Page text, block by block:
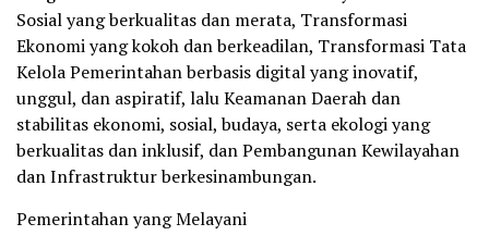
Sosial yang berkualitas dan merata, Transformasi
Ekonomi yang kokoh dan berkeadilan, Transformasi Tata
Kelola Pemerintahan berbasis digital yang inovatif,
unggul, dan aspiratif, lalu Keamanan Daerah dan
stabilitas ekonomi, sosial, budaya, serta ekologi yang
berkualitas dan inklusif, dan Pembangunan Kewilayahan
dan Infrastruktur berkesinambungan.
Pemerintahan yang Melayani